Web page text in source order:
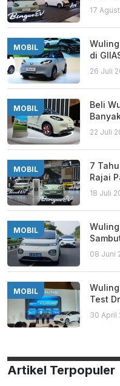
17
MOBIL
di
26 Juli
MOBIL
Beli
22 Juli
MOBIL
7
Rajai
18 Juli
MOBIL
08 Juni
MOBIL
Test
30 April
Artikel Terpopuler